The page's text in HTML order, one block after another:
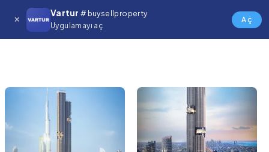
Vartur # buysellproperty
Uygulamayı aç
Aç